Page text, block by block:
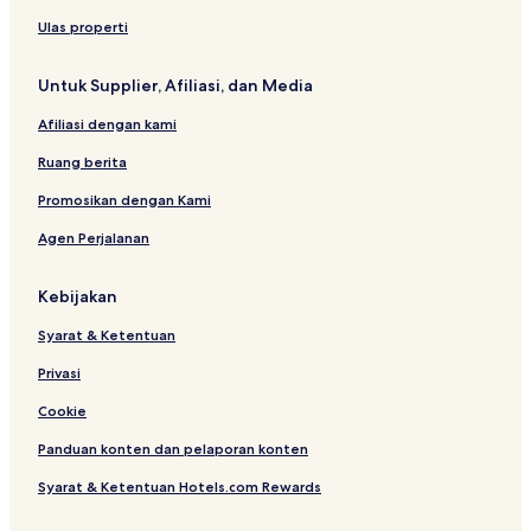
u
O
y
P
a
r
a
h
n
s
,
o
t
a
a
Ulas properti
Untuk Supplier, Afiliasi, dan Media
Afiliasi dengan kami
Ruang berita
Promosikan dengan Kami
Agen Perjalanan
Kebijakan
Syarat & Ketentuan
Privasi
Cookie
Panduan konten dan pelaporan konten
Syarat & Ketentuan Hotels.com Rewards